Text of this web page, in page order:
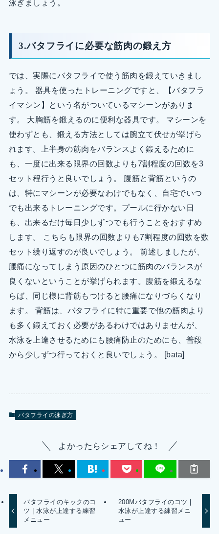
泳ぎましょう。
3.バタフライに必要な筋肉の鍛え方
では、実際にバタフライで使う筋肉を鍛えていきまし
ょう。 器具を使ったトレーニングですと、【バタフラ
イマシン】という名がついているマシーンがありま
す。 大胸筋を鍛えるのに便利な器具です。 マシーンを
使わずとも、鍛える方法としては腕立て伏せが挙げら
れます。上半身の筋肉をバランスよく鍛えるために
も、一度に出来る限界の回数よりも7割程度の回数を3
セット程行うと良いでしょう。 腹筋と背筋というの
は、特にマシーンが必要なわけでもなく、自宅でいつ
でも出来るトレーニングです。プールに行かない日
も、出来るだけ毎日少しずつでも行うことをおすすめ
します。 こちらも限界の回数よりも7割程度の回数を数
セット繰り返すのが良いでしょう。 前述しましたが、
腰痛になってしまう原因のひとつに筋肉のバランスが
良くないということが挙げられます。腹筋を鍛えるな
らば、同じ様に背筋もつけると腰痛になりづらくなり
ます。 背筋は、バタフライに特に重要で他の筋肉より
も多く鍛えておく必要があるわけではありませんが、
水泳を上達させるためにも腰痛防止のためにも、普段
から少しずつ行っておくと良いでしょう。 [bata]
バタフライの泳ぎ方
よかったらシェアしてね！
バタフライのキックのコ
ツ | 水泳が上達する練習
メニュー
200Mバタフライのコツ |
水泳が上達する練習メニ
ュー